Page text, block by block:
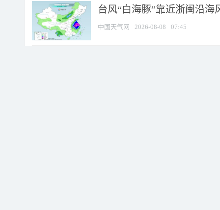
台风“白海豚”靠近浙闽沿
中国天气网 2026-08-08 07:45